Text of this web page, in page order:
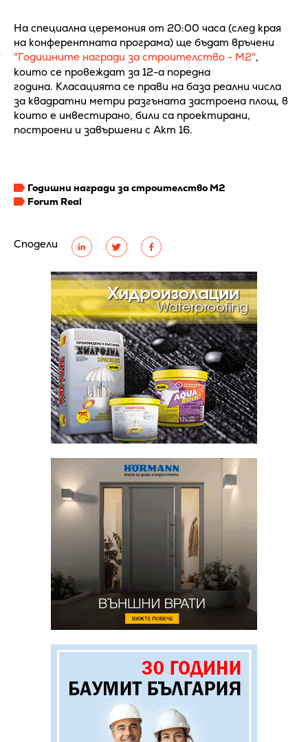
Сподели
На специална церемония от 20:00 часа (след края
на конферентната програма) ще бъдат връчени
"Годишните награди за строителство - M2",
които се провеждат за 12-а поредна
година. Класацията се прави на база реални числа
за квадратни метри разгъната застроена площ, в
които е инвестирано, били са проектирани,
построени и завършени с Акт 16.
Годишни награди за строителство М2
Forum Real